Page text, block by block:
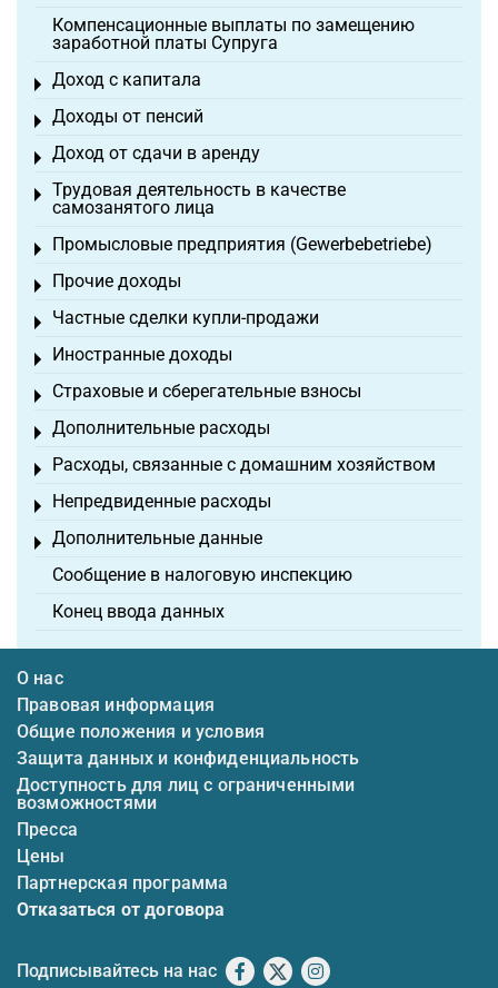
Компенсационные выплаты по замещению
заработной платы Супруга
Доход с капитала
Toggle menu
Доходы от пенсий
Toggle menu
Доход от сдачи в аренду
Toggle menu
Трудовая деятельность в качестве
самозанятого лица
Toggle menu
Промысловые предприятия (Gewerbebetriebe)
Toggle menu
Прочие доходы
Toggle menu
Частные сделки купли-продажи
Toggle menu
Иностранные доходы
Toggle menu
Страховые и сберегательные взносы
Toggle menu
Дополнительные расходы
Toggle menu
Расходы, связанные с домашним хозяйством
Toggle menu
Непредвиденные расходы
Toggle menu
Дополнительные данные
Toggle menu
Сообщение в налоговую инспекцию
Конец ввода данных
О нас
Правовая информация
Общие положения и условия
Защита данных и конфиденциальность
Доступность для лиц с ограниченными
возможностями
Пресса
Цены
Партнерская программа
Отказаться от договора
Подписывайтесь на нас Facebook
X Instagram